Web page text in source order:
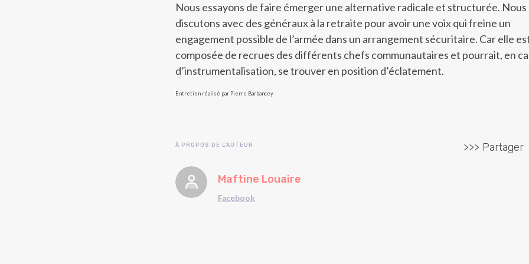
Nous essayons de faire émerger une alternative radicale et structurée. Nous
discutons avec des généraux à la retraite pour avoir une voix qui freine un
engagement possible de l’armée dans un arrangement sécuritaire. Car elle
composée de recrues des différents chefs communautaires et pourrait, en
d’instrumentalisation, se trouver en position d’éclatement.
Entretien réalisé par Pierre Barbancey
À PROPOS DE L'AUTEUR
Maftine Louaire
Facebook
>>> Partager